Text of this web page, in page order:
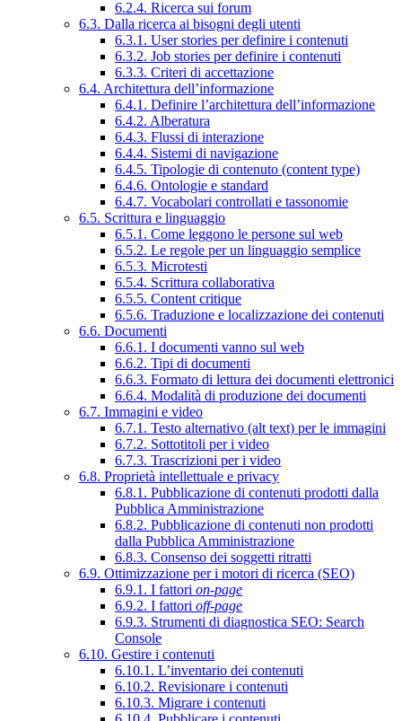
6.2.4. Ricerca sui forum
6.3. Dalla ricerca ai bisogni degli utenti
6.3.1. User stories per definire i contenuti
6.3.2. Job stories per definire i contenuti
6.3.3. Criteri di accettazione
6.4. Architettura dell’informazione
6.4.1. Definire l’architettura dell’informazione
6.4.2. Alberatura
6.4.3. Flussi di interazione
6.4.4. Sistemi di navigazione
6.4.5. Tipologie di contenuto (content type)
6.4.6. Ontologie e standard
6.4.7. Vocabolari controllati e tassonomie
6.5. Scrittura e linguaggio
6.5.1. Come leggono le persone sul web
6.5.2. Le regole per un linguaggio semplice
6.5.3. Microtesti
6.5.4. Scrittura collaborativa
6.5.5. Content critique
6.5.6. Traduzione e localizzazione dei contenuti
6.6. Documenti
6.6.1. I documenti vanno sul web
6.6.2. Tipi di documenti
6.6.3. Formato di lettura dei documenti elettronici
6.6.4. Modalità di produzione dei documenti
6.7. Immagini e video
6.7.1. Testo alternativo (alt text) per le immagini
6.7.2. Sottotitoli per i video
6.7.3. Trascrizioni per i video
6.8. Proprietà intellettuale e privacy
6.8.1. Pubblicazione di contenuti prodotti dalla
Pubblica Amministrazione
6.8.2. Pubblicazione di contenuti non prodotti
dalla Pubblica Amministrazione
6.8.3. Consenso dei soggetti ritratti
6.9. Ottimizzazione per i motori di ricerca (SEO)
6.9.1. I fattori on-page
6.9.2. I fattori off-page
6.9.3. Strumenti di diagnostica SEO: Search
Console
6.10. Gestire i contenuti
6.10.1. L’inventario dei contenuti
6.10.2. Revisionare i contenuti
6.10.3. Migrare i contenuti